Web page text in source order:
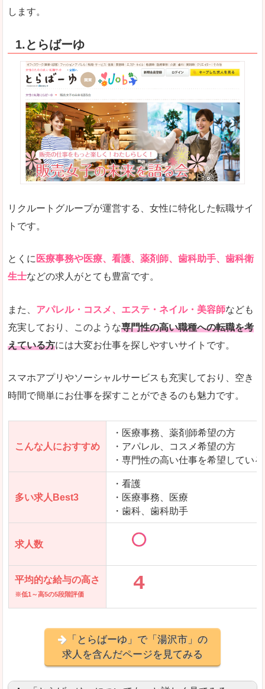
します。
1.とらばーゆ
リクルートグループが運営する、女性に特化した転職サイ
トです。
とくに 医療事務や医療、看護、薬剤師、歯科助手、歯科衛
生士などの求人がとても豊富です。
また、 アパレル・コスメ、エステ・ネイル・美容師なども
充実しており、このような専門性の高い職種への転職を考
えている方には大変お仕事を探しやすいサイトです。
スマホアプリやソーシャルサービスも充実しており、空き
時間で簡単にお仕事を探すことができるのも魅力です。
こんな人におすすめ
・医療事務、薬剤師希望の方
・アパレル、コスメ希望の方
・専門性の高い仕事を希望してい
多い求人Best3
・看護
・医療事務、医療
・歯科、歯科助手
求人数
平均的な給与の高さ
※低1～高5の5段階評価
「とらばーゆ」で「湯沢市」の
求人を含んだページを見てみる